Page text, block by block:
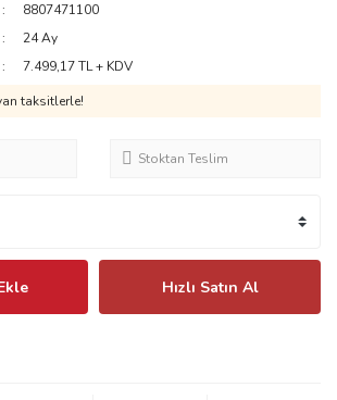
8807471100
24 Ay
7.499,17 TL + KDV
taksitlerle!
Stoktan Teslim
Hızlı Satın Al